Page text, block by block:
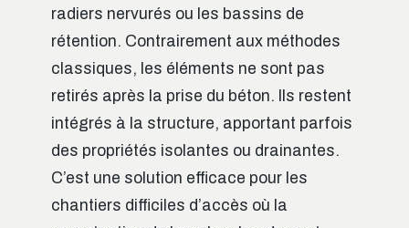
radiers nervurés ou les bassins de
rétention. Contrairement aux méthodes
classiques, les éléments ne sont pas
retirés après la prise du béton. Ils restent
intégrés à la structure, apportant parfois
des propriétés isolantes ou drainantes.
C’est une solution efficace pour les
chantiers difficiles d’accès où la